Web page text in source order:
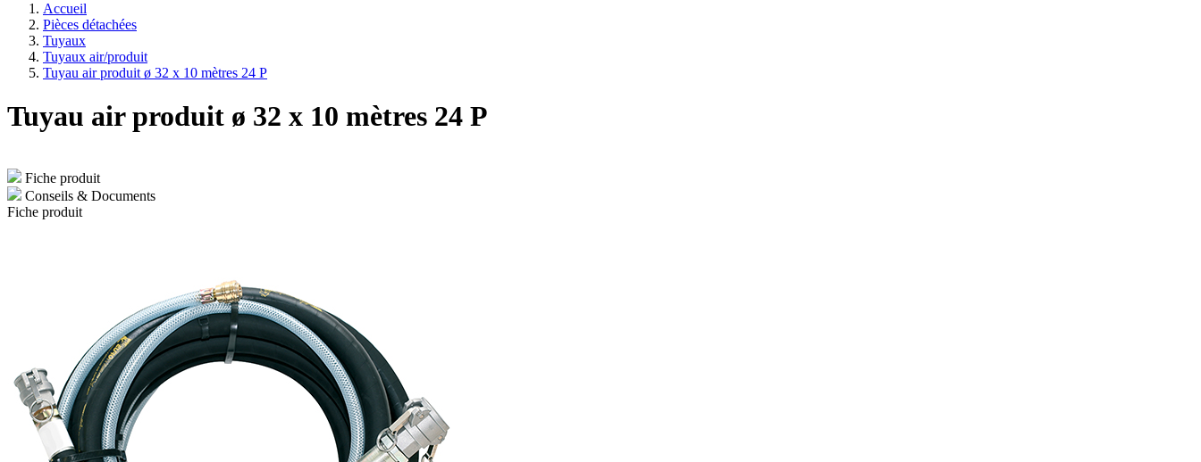
Accueil
Pièces détachées
Tuyaux
Tuyaux air/produit
Tuyau air produit ø 32 x 10 mètres 24 P
Tuyau air produit ø 32 x 10 mètres 24 P
Fiche produit
Conseils & Documents
Fiche produit